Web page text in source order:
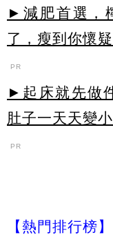
►減肥首選，
了，瘦到你懷
PR
►起床就先做
肚子一天天變小
PR
【熱門排行榜】